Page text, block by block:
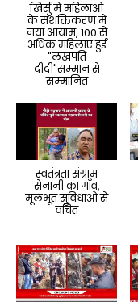
खिर्सु में महिलाओं
के सशक्तिकरण में
नया आयाम, 100 से
अधिक महिलाएं हुई
"लखपति
दीदी"सम्मान से
सम्मानित
स्वतंत्रता संग्राम
सेनानी का गाँव,
मूलभूत सुविधाओं से
वंचित